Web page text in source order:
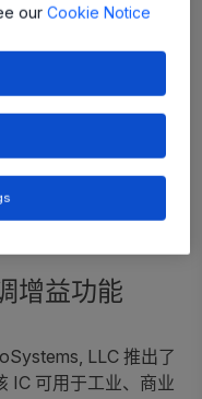
增益功能
LLC 推出了
IC 可用于工业、商业
ourCookie Notice